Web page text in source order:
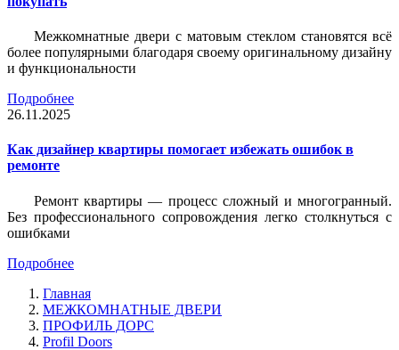
Межкомнатные двери с матовым стеклом становятся всё
более популярными благодаря своему оригинальному дизайну
и функциональности
Подробнее
26.11.2025
Как дизайнер квартиры помогает избежать ошибок в
ремонте
Ремонт квартиры — процесс сложный и многогранный.
Без профессионального сопровождения легко столкнуться с
ошибками
Подробнее
Главная
МЕЖКОМНАТНЫЕ ДВЕРИ
ПРОФИЛЬ ДОРС
Profil Doors